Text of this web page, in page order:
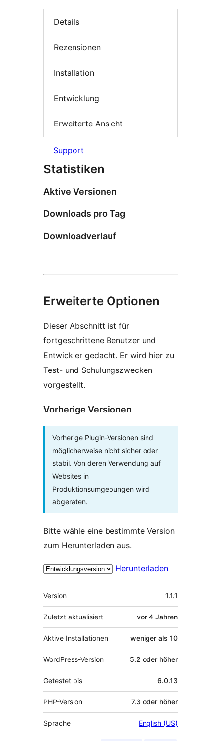
Details
Rezensionen
Installation
Entwicklung
Erweiterte Ansicht
Support
Statistiken
Aktive Versionen
Downloads pro Tag
Downloadverlauf
Erweiterte Optionen
Dieser Abschnitt ist für
fortgeschrittene Benutzer und
Entwickler gedacht. Er wird hier zu
Test- und Schulungszwecken
vorgestellt.
Vorherige Versionen
Vorherige Plugin-Versionen sind
möglicherweise nicht sicher oder
stabil. Von deren Verwendung auf
Websites in
Produktionsumgebungen wird
abgeraten.
Bitte wähle eine bestimmte Version
zum Herunterladen aus.
Herunterladen
Meta
Version 1.1.1
Zuletzt aktualisiert vor 4 Jahren
Aktive Installationen weniger als 10
WordPress-Version 5.2 oder höher
Getestet bis 6.0.13
PHP-Version 7.3 oder höher
Sprache English (US)